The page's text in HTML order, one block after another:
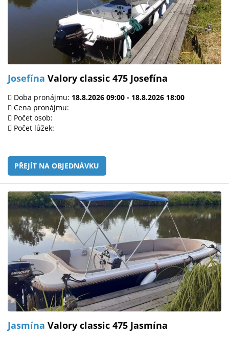
Josefína Valory classic 475 Josefína
Doba pronájmu: 18.8.2026 09:00 - 18.8.2026 18:00
Cena pronájmu:
Počet osob:
Počet lůžek:
PŘEJÍT NA OBJEDNÁVKU
Jasmína Valory classic 475 Jasmína